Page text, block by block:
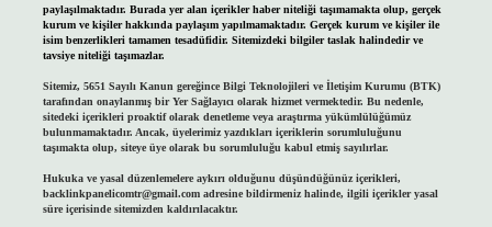
paylaşılmaktadır. Burada yer alan içerikler haber niteliği taşımamakta olup, gerçek
kurum ve kişiler hakkında paylaşım yapılmamaktadır. Gerçek kurum ve kişiler ile
isim benzerlikleri tamamen tesadüfidir. Sitemizdeki bilgiler taslak halindedir ve
tavsiye niteliği taşımazlar.
Sitemiz, 5651 Sayılı Kanun gereğince Bilgi Teknolojileri ve İletişim Kurumu (BTK)
tarafından onaylanmış bir Yer Sağlayıcı olarak hizmet vermektedir. Bu nedenle,
sitedeki içerikleri proaktif olarak denetleme veya araştırma yükümlülüğümüz
bulunmamaktadır. Ancak, üyelerimiz yazdıkları içeriklerin sorumluluğunu
taşımakta olup, siteye üye olarak bu sorumluluğu kabul etmiş sayılırlar.
Hukuka ve yasal düzenlemelere aykırı olduğunu düşündüğünüz içerikleri,
backlinkpanelicomtr@gmail.comadresine bildirmeniz halinde, ilgili içerikler yasal
süre içerisinde sitemizden kaldırılacaktır.